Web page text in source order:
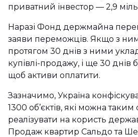
приватний інвестор — 2,9
Наразі Фонд держмайна
заяви переможців. Якщо з
протягом 30 днів з ними
купівлі-продажу, і ще 30 днів
щоб активи оплатити.
Зазначимо, Україна
1300 об’єктів, які можна
реалізувати на користь
Продаж квартир Сальдо та